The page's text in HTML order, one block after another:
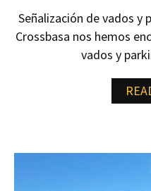
Señalización de vados y
Crossbasa nos hemos
vados y